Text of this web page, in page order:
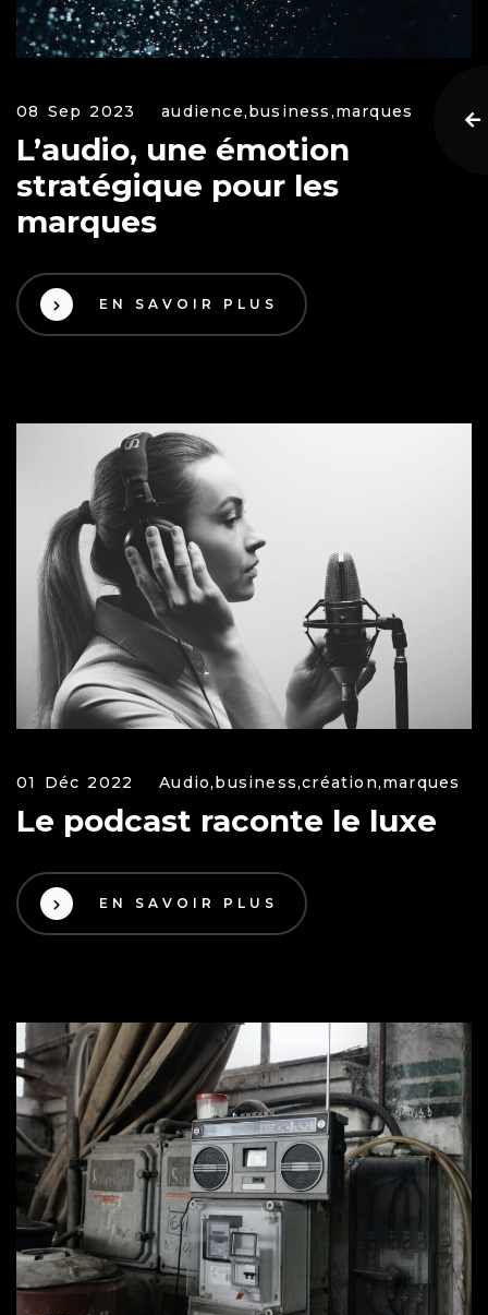
08 Sep 2023 audience,business,marques
L’audio, une émotion
stratégique pour les
marques
EN SAVOIR PLUS
01 Déc 2022 Audio,business,création,marques
Le podcast raconte le luxe
EN SAVOIR PLUS